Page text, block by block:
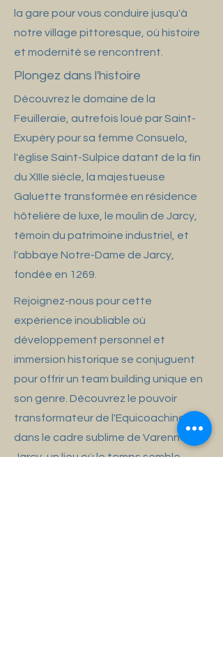
la gare pour vous conduire jusqu'à
notre village pittoresque, où histoire
et modernité se rencontrent.
Plongez dans l'histoire
Découvrez le domaine de la
Feuilleraie, autrefois loué par Saint-
Exupéry pour sa femme Consuelo,
l'église Saint-Sulpice datant de la fin
du XIIIe siècle, la majestueuse
Galuette transformée en résidence
hôtelière de luxe, le moulin de Jarcy,
témoin du patrimoine industriel, et
l'abbaye Notre-Dame de Jarcy,
fondée en 1269.
Rejoignez-nous pour cette
expérience inoubliable où
développement personnel et
immersion historique se conjuguent
pour offrir un team building unique en
son genre. Découvrez le pouvoir
transformateur de l'Equicoaching
dans le cadre sublime de Varennes
Jarcy, un lieu où le temps semble